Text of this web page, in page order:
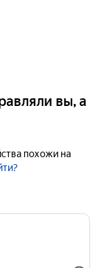
вы, а
похожи на